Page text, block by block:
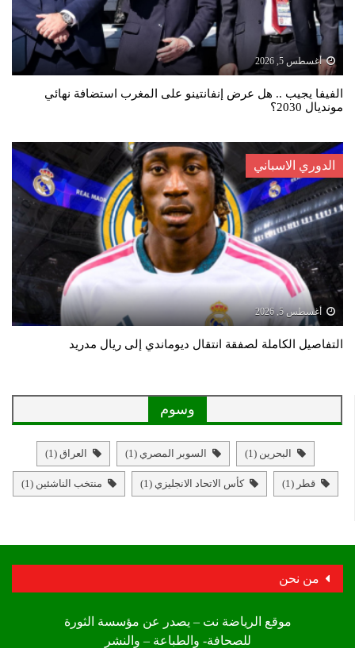
أغسطس 5, 2026
الفيفا يجيب .. هل عرض إنفانتينو على المغرب استضافة نهائي
مونديال 2030؟
الدوري الاسباني
أغسطس 5, 2026
التفاصيل الكاملة لصفقة انتقال ديوماندي إلى ريال مدريد
وسوم
البحرين (1) السوبر المصري (1) العراق (1)
قطر (1) كأس الاتحاد الانجليزي (1) منتخب الناشئين (1)
من نحن
موقع الرياضة نت – يصدر عن مؤسسة الثورة
للصحافة- والطباعة – والنشر